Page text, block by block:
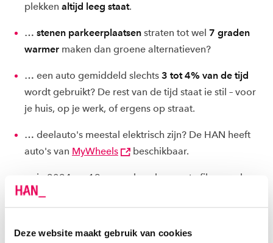
Deze website maakt gebruik van cookies
plekken altijd leeg staat.
… stenen parkeerplaatsen straten tot wel 7 graden
warmer maken dan groene alternatieven?
… een auto gemiddeld slechts 3 tot 4% van de tijd
wordt gebruikt? De rest van de tijd staat ie stil – voor
je huis, op je werk, of ergens op straat.
… deelauto's meestal elektrisch zijn? De HAN heeft
auto's van MyWheels beschikbaar.
… in 2024 op 19 november de meeste files werden
gemeten? Deze zware avondspits had een totaal
aantal files van 1.100 km